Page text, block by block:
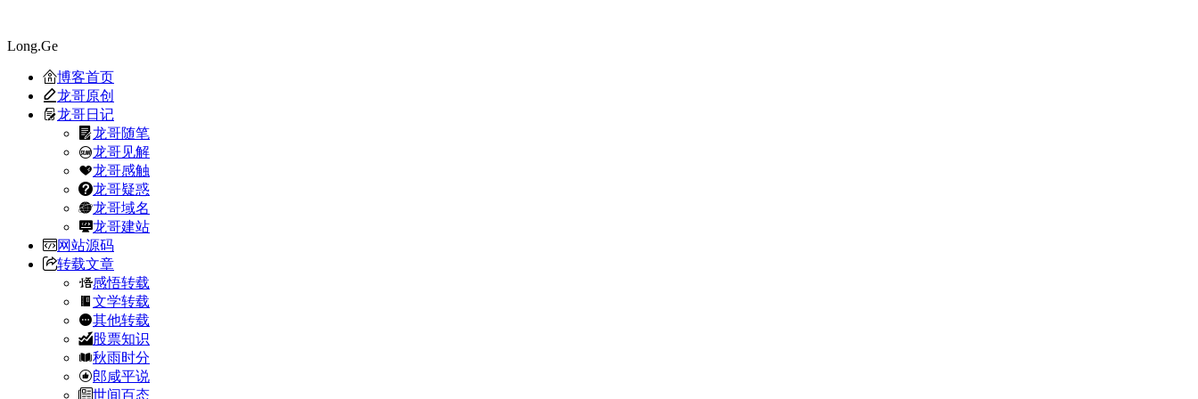
Long.Ge
博客首页
龙哥原创
龙哥日记
龙哥随笔
龙哥见解
龙哥感触
龙哥疑惑
龙哥域名
龙哥建站
网站源码
转载文章
感悟转载
文学转载
其他转载
股票知识
秋雨时分
郎咸平说
世间百态